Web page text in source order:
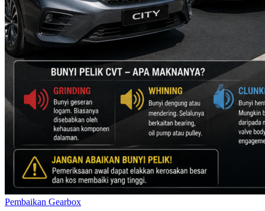
Pembaikan Gearbox